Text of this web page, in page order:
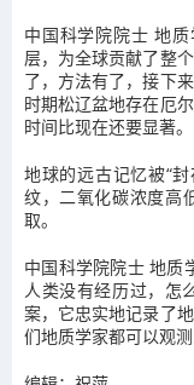
中国科学院院士 地
层，为全球贡献了整
了，方法有了，接下
时期松辽盆地存在厄
时间比现在还要显著。
地球的远古记忆被“
纹，二氧化碳浓度
取。
中国科学院院士 地质
人类没有经历过，怎
案，它忠实地记录了
们地质学家都可以观测